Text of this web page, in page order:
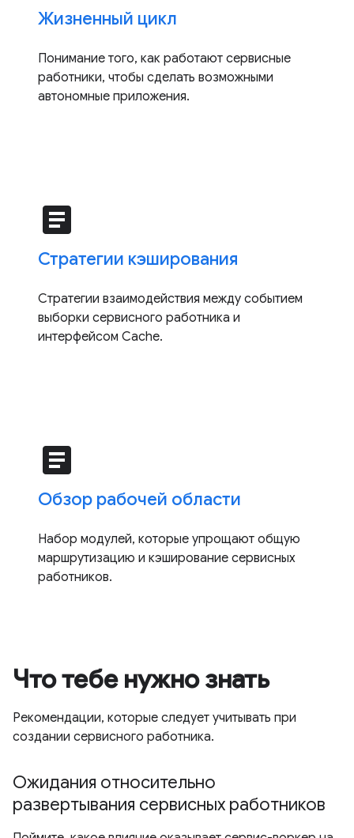
Жизненный цикл
Понимание того, как работают сервисные
работники, чтобы сделать возможными
автономные приложения.
article
Стратегии кэширования
Стратегии взаимодействия между событием
выборки сервисного работника и
интерфейсом Cache.
article
Обзор рабочей области
Набор модулей, которые упрощают общую
маршрутизацию и кэширование сервисных
работников.
Что тебе нужно знать
Рекомендации, которые следует учитывать при
создании сервисного работника.
Ожидания относительно
развертывания сервисных работников